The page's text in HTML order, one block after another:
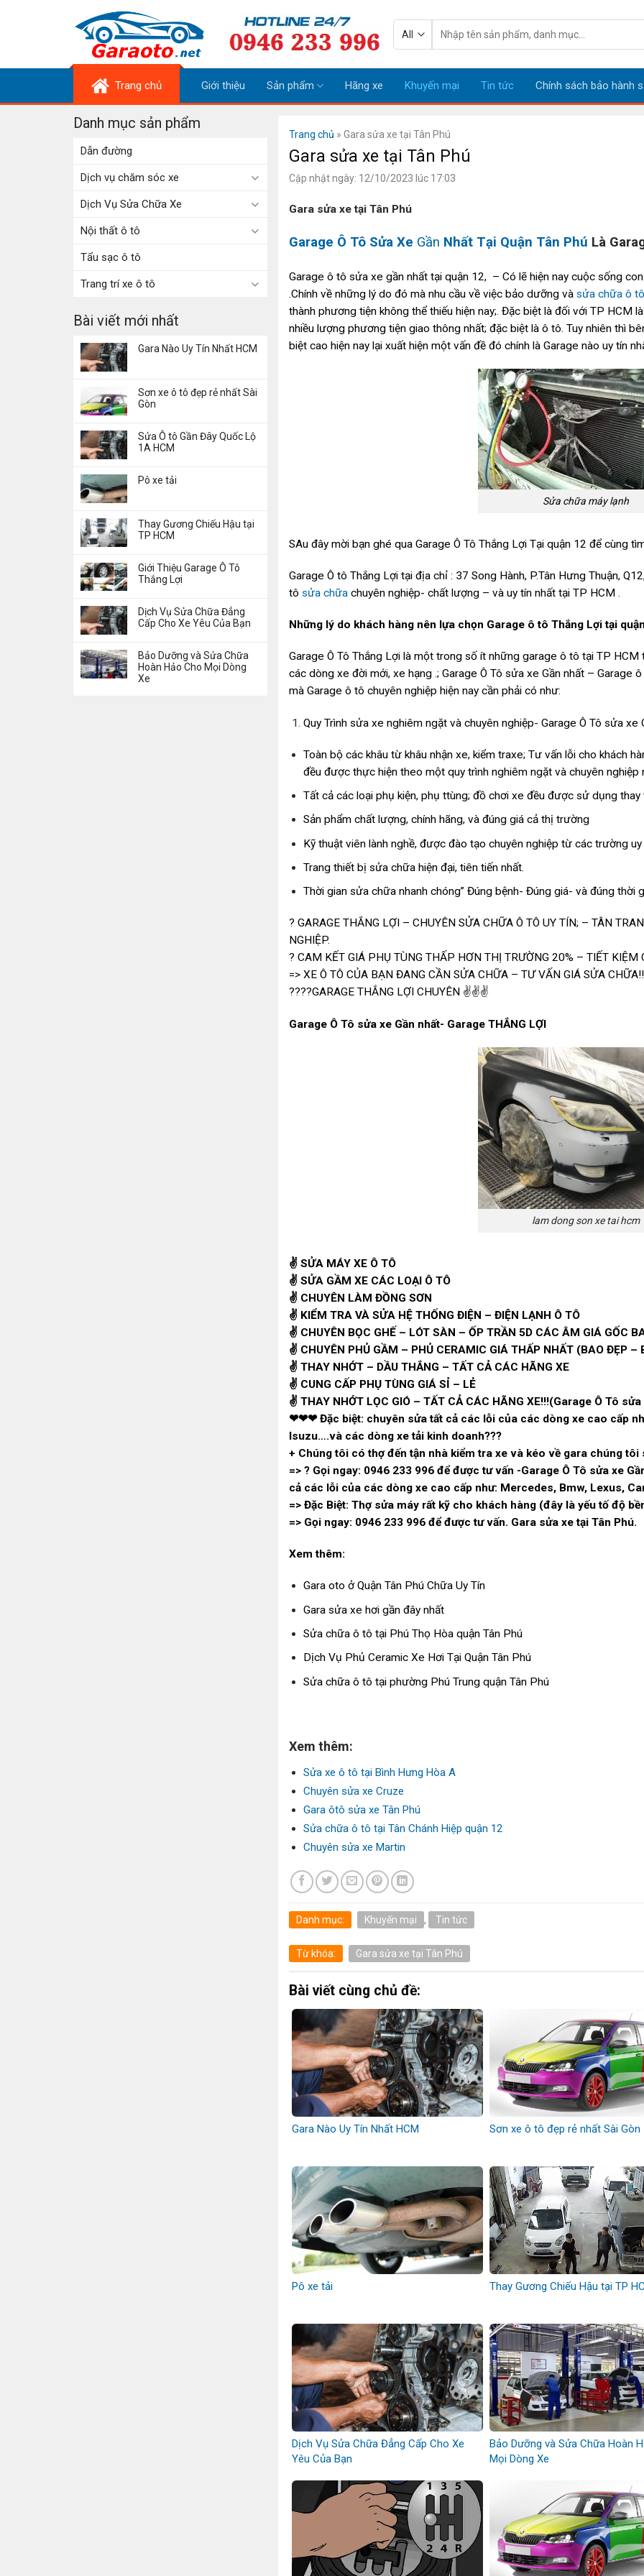
kiếm:
Trang chủ Giới thiệu Sản phẩm Hãng xe Khuyến mại Tin tức Chính sách bảo hành
Danh mục sản phẩm
Dẫn đường
Dịch vụ chăm sóc xe
Dịch Vụ Sửa Chữa Xe
Nội thất ô tô
Tẩu sạc ô tô
Trang trí xe ô tô
Bài viết mới nhất
Gara Nào Uy Tín Nhất HCM
Sơn xe ô tô đẹp rẻ nhất Sài
Gòn
Sửa Ô tô Gần Đây Quốc Lộ
1A HCM
Pô xe tải
Thay Gương Chiếu Hậu tại
TP HCM
Giới Thiệu Garage Ô Tô
Thắng Lợi
Dịch Vụ Sửa Chữa Đẳng
Cấp Cho Xe Yêu Của Bạn
Bảo Dưỡng và Sửa Chữa
Hoàn Hảo Cho Mọi Dòng
Xe
Trang chủ » Gara sửa xe tại Tân Phú
Gara sửa xe tại Tân Phú
Cập nhật ngày: 12/10/2023 lúc 17:03
Gara sửa xe tại Tân Phú
Garage Ô Tô Sửa Xe Gần Nhất Tại Quận Tân Phú Là
Garage ô tô sửa xe gần nhất tại quận 12, – Có lẽ hiện nay cuộc sống
.Chính về những lý do đó mà nhu cầu về việc bảo dưỡng và sửa chữa ô tô
thành phương tiện không thể thiếu hiện nay;. Đặc biệt là đối với TP HCM
nhiều lượng phương tiện giao thông nhất; đặc biệt là ô tô. Tuy nhiên thì
biệt cao hiện nay lại xuất hiện một vấn đề đó chính là Garage nào uy tín
Sửa chữa máy lạnh
SAu đây mời bạn ghé qua Garage Ô Tô Thắng Lợi Tại quận 12 để cùng
Garage Ô tô Thắng Lợi tại địa chỉ : 37 Song Hành, P.Tân Hưng Thuận,
tô sửa chữa chuyên nghiệp- chất lượng – và uy tín nhất tại TP HCM .
Những lý do khách hàng nên lựa chọn Garage ô tô Thắng Lợi tại
Garage Ô Tô Thắng Lợi là một trong số ít những garage ô tô tại TP
các dòng xe đời mới, xe hạng .; Garage Ô Tô sửa xe Gần nhất – Garage
mà Garage ô tô chuyên nghiệp hiện nay cần phải có như:
Quy Trình sửa xe nghiêm ngặt và chuyên nghiệp- Garage Ô Tô sửa xe
Toàn bộ các khâu từ khâu nhận xe, kiểm traxe; Tư vấn lỗi cho khách
đều được thực hiện theo một quy trình nghiêm ngặt và chuyên nghiệp
Tất cả các loại phụ kiện, phụ ttùng; đồ chơi xe đều được sử dụng
Sản phẩm chất lượng, chính hãng, và đúng giá cả thị trường
Kỹ thuật viên lành nghề, được đào tạo chuyên nghiệp từ các trường uy
Trang thiết bị sửa chữa hiện đại, tiên tiến nhất.
Thời gian sửa chữa nhanh chóng” Đúng bệnh- Đúng giá- và đúng thời
? GARAGE THẮNG LỢI – CHUYÊN SỬA CHỮA Ô TÔ UY TÍN; – TÂN
NGHIỆP.
? CAM KẾT GIÁ PHỤ TÙNG THẤP HƠN THỊ TRƯỜNG 20% – TIẾT KIỆM
=> XE Ô TÔ CỦA BẠN ĐANG CẦN SỬA CHỮA – TƯ VẤN GIÁ SỬA
????GARAGE THẮNG LỢI CHUYÊN ✌✌✌
Garage Ô Tô sửa xe Gần nhất- Garage THẮNG LỢI
lam dong son xe tai hcm
✌ SỬA MÁY XE Ô TÔ
✌ SỬA GẦM XE CÁC LOẠI Ô TÔ
✌ CHUYÊN LÀM ĐỒNG SƠN
✌ KIỂM TRA VÀ SỬA HỆ THỐNG ĐIỆN – ĐIỆN LẠNH Ô TÔ
✌ CHUYÊN BỌC GHẾ – LÓT SÀN – ỐP TRẦN 5D CÁC ÂM GIÁ GỐC
✌ CHUYÊN PHỦ GẦM – PHỦ CERAMIC GIÁ THẤP NHẤT (BAO ĐẸP –
✌ THAY NHỚT – DẦU THẮNG – TẤT CẢ CÁC HÃNG XE
✌ CUNG CẤP PHỤ TÙNG GIÁ SỈ – LẺ
✌ THAY NHỚT LỌC GIÓ – TẤT CẢ CÁC HÃNG XE!!!(Garage Ô Tô
❤❤❤Đặc biệt: chuyên sửa tất cả các lỗi của các dòng xe cao cấp
Isuzu….và các dòng xe tải kinh doanh???
+ Chúng tôi có thợ đến tận nhà kiểm tra xe và kéo về gara chúng tôi
=> ? Gọi ngay: 0946 233 996 để được tư vấn -Garage Ô Tô sửa xe
cả các lỗi của các dòng xe cao cấp như: Mercedes, Bmw, Lexus,
=> Đặc Biệt: Thợ sửa máy rất kỹ cho khách hàng (đây là yếu tố độ
=> Gọi ngay: 0946 233 996 để được tư vấn. Gara sửa xe tại Tân Phú.
Xem thêm:
Gara oto ở Quận Tân Phú Chữa Uy Tín
Gara sửa xe hơi gần đây nhất
Sửa chữa ô tô tại Phú Thọ Hòa quận Tân Phú
Dịch Vụ Phủ Ceramic Xe Hơi Tại Quận Tân Phú
Sửa chữa ô tô tại phường Phú Trung quận Tân Phú
Xem thêm:
Sửa xe ô tô tại Bình Hưng Hòa A
Chuyên sửa xe Cruze
Gara ôtô sửa xe Tân Phú
Sửa chữa ô tô tại Tân Chánh Hiệp quận 12
Chuyên sửa xe Martin
Danh mục: Khuyến mại , Tin tức
Từ khóa: Gara sửa xe tại Tân Phú
Bài viết cùng chủ đề:
Gara Nào Uy Tín Nhất HCM Sơn xe ô tô đẹp rẻ nhất Sài Gòn
Pô xe tải Thay Gương Chiếu Hậu tại TP
Dịch Vụ Sửa Chữa Đẳng Cấp Cho Xe
Yêu Của Bạn
Bảo Dưỡng và Sửa Chữa Hoàn
Mọi Dòng Xe